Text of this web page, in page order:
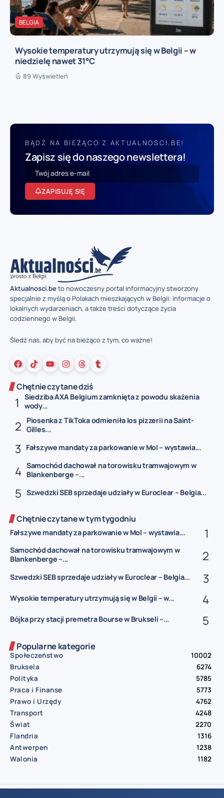
BELGIA
Wysokie temperatury utrzymują się w Belgii – w
niedzielę nawet 31°C
89 Wyświetleń
BĄDŹ NA BIEŻĄCO Z AKTUALNOSCI.BE!
Zapisz się do naszego newslettera!
ZAPISUJĘ SIĘ
Aktualnosci.beto nowoczesny portal informacyjny stworzony
specjalnie z myślą o Polakach mieszkających w Belgii: informacje o
lokalnych wydarzeniach, a także treści dotyczące życia
codziennego w Belgii.
Śledź nas, aby być na bieżąco z tym, co ważne!
Chętnie czytane dziś
Siedziba AXA Belgium zamknięta z powodu skażenia
wody...
Piosenka z TikToka odmieniła los pizzerii na Saint-
Gilles...
Fałszywe mandaty za parkowanie w Mol – wystawia...
Samochód dachował na torowisku tramwajowym w
Blankenberge –...
Szwedzki SEB sprzedaje udziały w Euroclear – Belgia...
Chętnie czytane w tym tygodniu
Fałszywe mandaty za parkowanie w Mol – wystawia...
Samochód dachował na torowisku tramwajowym w
Blankenberge –...
Szwedzki SEB sprzedaje udziały w Euroclear – Belgia...
Wysokie temperatury utrzymują się w Belgii – w...
Bójka przy stacji premetra Bourse w Brukseli –...
Popularne kategorie
Społeczeństwo
10002
Bruksela
6274
Polityka
5785
Praca i Finanse
5773
Prawo i Urzędy
4762
Transport
4248
Świat
2270
Flandria
1316
Antwerpen
1238
Walonia
1182